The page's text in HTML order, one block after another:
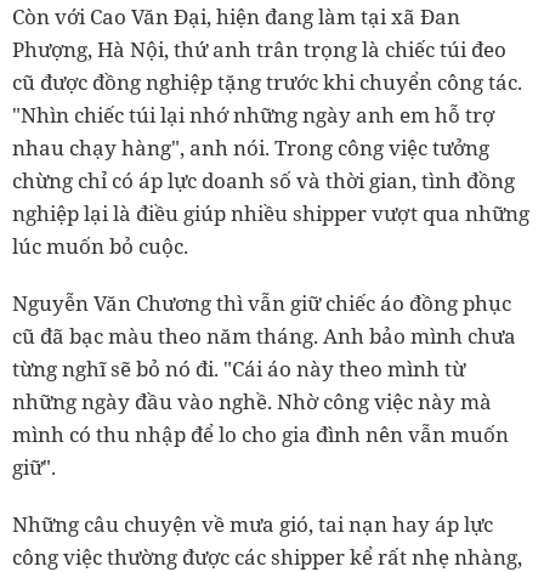
Còn với Cao Văn Đại, hiện đang làm tại xã Đan
Phượng, Hà Nội, thứ anh trân trọng là chiếc túi đeo
cũ được đồng nghiệp tặng trước khi chuyển công tác.
"Nhìn chiếc túi lại nhớ những ngày anh em hỗ trợ
nhau chạy hàng", anh nói. Trong công việc tưởng
chừng chỉ có áp lực doanh số và thời gian, tình đồng
nghiệp lại là điều giúp nhiều shipper vượt qua những
lúc muốn bỏ cuộc.
Nguyễn Văn Chương thì vẫn giữ chiếc áo đồng phục
cũ đã bạc màu theo năm tháng. Anh bảo mình chưa
từng nghĩ sẽ bỏ nó đi. "Cái áo này theo mình từ
những ngày đầu vào nghề. Nhờ công việc này mà
mình có thu nhập để lo cho gia đình nên vẫn muốn
giữ".
Những câu chuyện về mưa gió, tai nạn hay áp lực
công việc thường được các shipper kể rất nhẹ nhàng,